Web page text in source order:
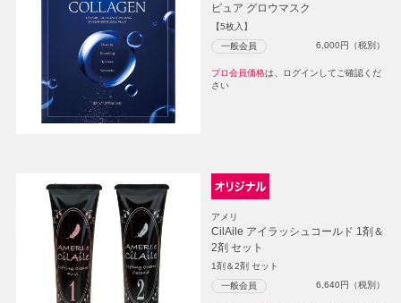
ピュア グロウマスク
【5枚入】
一般会員 6,000円（税別）
プロ会員価格は、ログインしてご確認くだ
さい
アメリ
CilAile アイラッシュコールド 1剤＆
2剤 セット
1剤＆2剤 セット
一般会員 6,640円（税別）